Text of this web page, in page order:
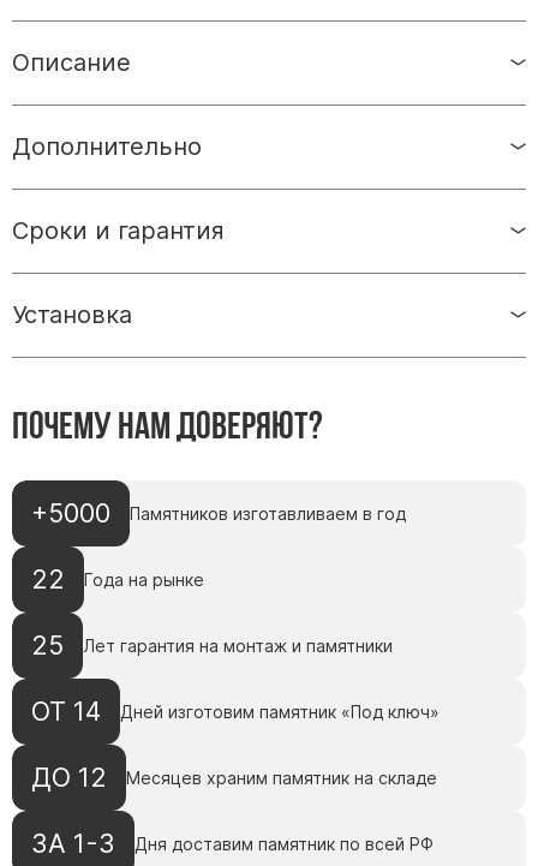
Памятники классические
Памятники красивые
Памятники Православные
Памятники черные
Памятники в виде дерева
Памятники в форме волны
Памятники ростовые
Описание
Дополнительно
Сроки и гарантия
Установка
Почему нам доверяют?
+5000 Памятников изготавливаем в год
22 Года на рынке
25 Лет гарантия на монтаж и памятники
ОТ 14 Дней изготовим памятник «Под ключ»
ДО 12 Месяцев храним памятник на складе
ЗА 1-3 Дня доставим памятник по всей РФ